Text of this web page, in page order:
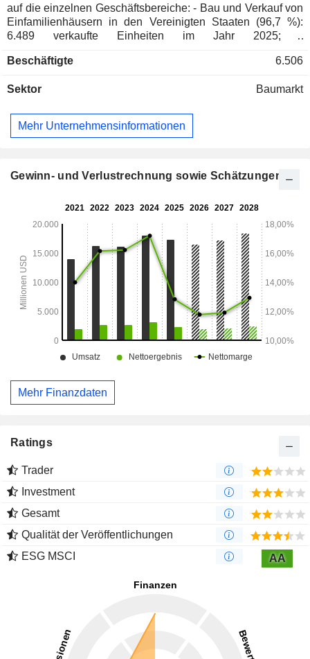
auf die einzelnen Geschäftsbereiche: - Bau und Verkauf von
Einfamilienhäusern in den Vereinigten Staaten (96,7 %):
6.489 verkaufte Einheiten im Jahr 2025; -
hauptsächlich Grundstücksverkäufe. Der gesamte
Beschäftigte 6.506
Sektor Baumarkt
Mehr Unternehmensinformationen
Gewinn- und Verlustrechnung sowie Schätzungen
Mehr Finanzdaten
Ratings
Trader
Investment
Gesamt
Qualität der Veröffentlichungen
ESG MSCI
AA